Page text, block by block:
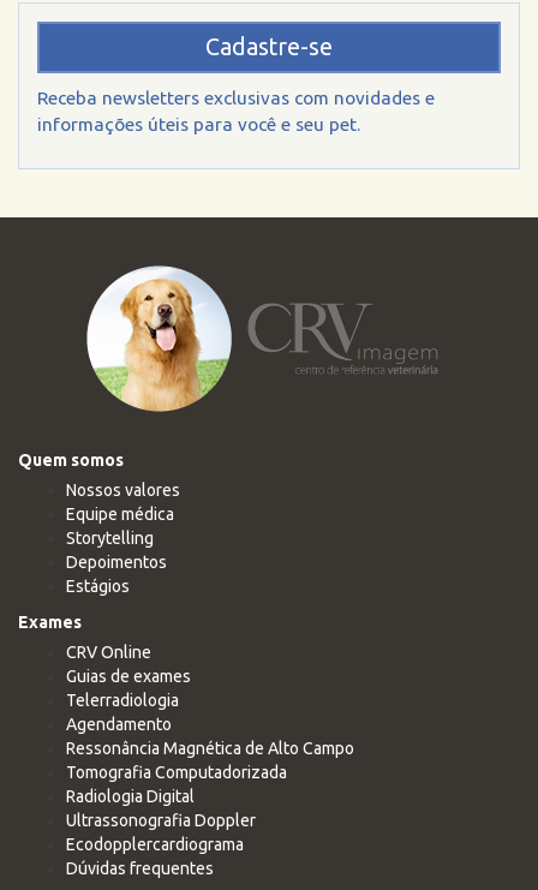
Cadastre-se
Receba newsletters exclusivas com novidades e
informações úteis para você e seu pet.
Quem somos
Nossos valores
Equipe médica
Storytelling
Depoimentos
Estágios
Exames
CRV Online
Guias de exames
Telerradiologia
Agendamento
Ressonância Magnética de Alto Campo
Tomografia Computadorizada
Radiologia Digital
Ultrassonografia Doppler
Ecodopplercardiograma
Dúvidas frequentes